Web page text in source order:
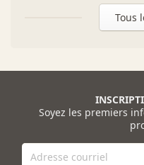
Tous
Soyez les premiers